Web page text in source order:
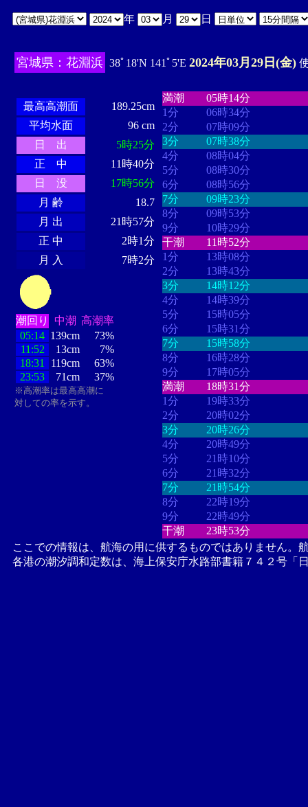
年 月 日
宮城県：花淵浜 38ﾟ18'N 141ﾟ5'E 2024年03月29日(金)
最高高潮面
189.25cm
平均水面
96 cm
日 出
5時25分
正 中
11時40分
日 没
17時56分
月 齢
18.7
月 出
21時57分
正 中
2時1分
月 入
7時2分
潮回り 中潮 高潮率
05:14 139cm
73%
11:52
13cm
7%
18:31
119cm
63%
23:53
71cm 37%
※高潮率は最高高潮に
対しての率を示す。
満潮
05時14分
1分
06時34分
2分
07時09分
3分
07時38分
4分
08時04分
5分
08時30分
6分
08時56分
7分
09時23分
8分
09時53分
9分
10時29分
干潮
11時52分
1分
13時08分
2分
13時43分
3分
14時12分
4分
14時39分
5分
15時05分
6分
15時31分
7分
15時58分
8分
16時28分
9分
17時05分
満潮
18時31分
1分
19時33分
2分
20時02分
3分
20時26分
4分
20時49分
5分
21時10分
6分
21時32分
7分
21時54分
8分
22時19分
9分
22時49分
干潮
23時53分
ここでの情報は、航海の用に供するものではありません。
各港の潮汐調和定数は、海上保安庁水路部書籍７４２号「